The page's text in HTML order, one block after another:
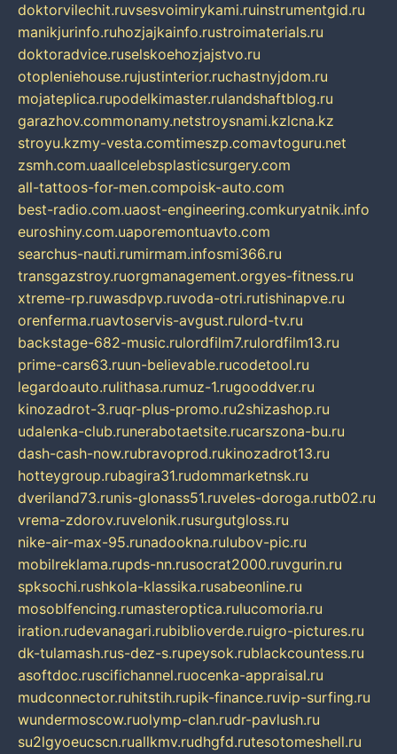
doktorvilechit.ruvsesvoimirykami.ruinstrumentgid.ru
manikjurinfo.ruhozjajkainfo.rustroimaterials.ru
doktoradvice.ruselskoehozjajstvo.ru
otopleniehouse.rujustinterior.ruchastnyjdom.ru
mojateplica.rupodelkimaster.rulandshaftblog.ru
garazhov.commonamy.netstroysnami.kzlcna.kz
stroyu.kzmy-vesta.comtimeszp.comavtoguru.net
zsmh.com.uaallcelebsplasticsurgery.com
all-tattoos-for-men.compoisk-auto.com
best-radio.com.uaost-engineering.comkuryatnik.info
euroshiny.com.uaporemontuavto.com
searchus-nauti.rumirmam.infosmi366.ru
transgazstroy.ruorgmanagement.orgyes-fitness.ru
xtreme-rp.ruwasdpvp.ruvoda-otri.rutishinapve.ru
orenferma.ruavtoservis-avgust.rulord-tv.ru
backstage-682-music.rulordfilm7.rulordfilm13.ru
prime-cars63.ruun-believable.rucodetool.ru
legardoauto.rulithasa.rumuz-1.rugooddver.ru
kinozadrot-3.ruqr-plus-promo.ru2shizashop.ru
udalenka-club.runerabotaetsite.rucarszona-bu.ru
dash-cash-now.rubravoprod.rukinozadrot13.ru
hotteygroup.rubagira31.rudommarketnsk.ru
dveriland73.runis-glonass51.ruveles-doroga.rutb02.ru
vrema-zdorov.ruvelonik.rusurgutgloss.ru
nike-air-max-95.runadookna.rulubov-pic.ru
mobilreklama.rupds-nn.rusocrat2000.ruvgurin.ru
spksochi.rushkola-klassika.rusabeonline.ru
mosoblfencing.rumasteroptica.rulucomoria.ru
iration.rudevanagari.rubiblioverde.ruigro-pictures.ru
dk-tulamash.rus-dez-s.rupeysok.rublackcountess.ru
asoftdoc.ruscifichannel.ruocenka-appraisal.ru
mudconnector.ruhitstih.rupik-finance.ruvip-surfing.ru
wundermoscow.ruolymp-clan.rudr-pavlush.ru
su2lgyoeucscn.ruallkmv.rudhgfd.rutesotomeshell.ru